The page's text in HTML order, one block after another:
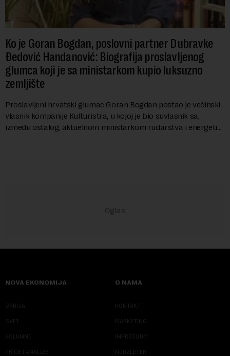
Ko je Goran Bogdan, poslovni partner Dubravke
Đedović Handanović: Biografija proslavljenog
glumca koji je sa ministarkom kupio luksuzno
zemljište
Proslavljeni hrvatski glumac Goran Bogdan postao je većinski
vlasnik kompanije Kulturistra, u kojoj je bio suvlasnik sa,
između ostalog, aktuelnom ministarkom rudarstva i energetike
NOVA EKONOMIJA
SRBIJA
SVET
KOLUMNE
PRIČE I ANALIZE
O NAMA
KONTAKT
MARKETING
IMPRESSUM
NJUZLETER